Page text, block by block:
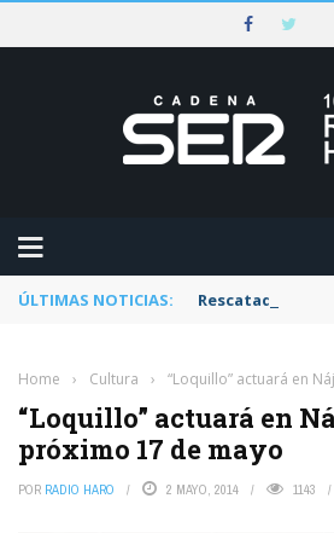
ÚLTIMAS NOTICIAS: Rescatado un
Home › Cultura › “Loquillo” actuará en
“Loquillo” actuará en
próximo 17 de mayo
POR RADIO HARO 2 MAYO, 2014 1143